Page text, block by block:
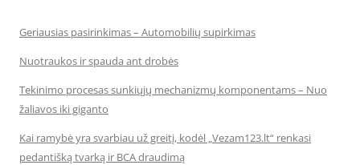
Geriausias pasirinkimas – Automobilių supirkimas
Nuotraukos ir spauda ant drobės
Tekinimo procesas sunkiųjų mechanizmų komponentams – Nuo
žaliavos iki giganto
Kai ramybė yra svarbiau už greitį, kodėl „Vezam123.lt“ renkasi
pedantišką tvarką ir BCA draudimą